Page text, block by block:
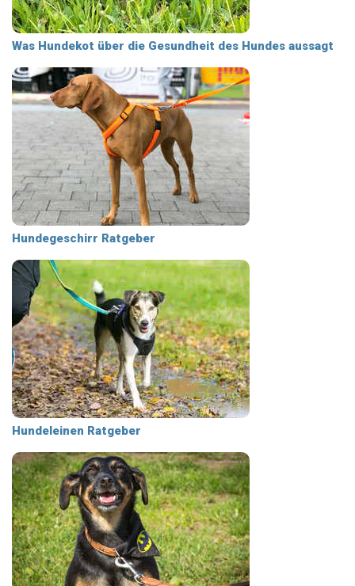
Was Hundekot über die Gesundheit des Hundes aussagt
Hundegeschirr Ratgeber
Hundeleinen Ratgeber